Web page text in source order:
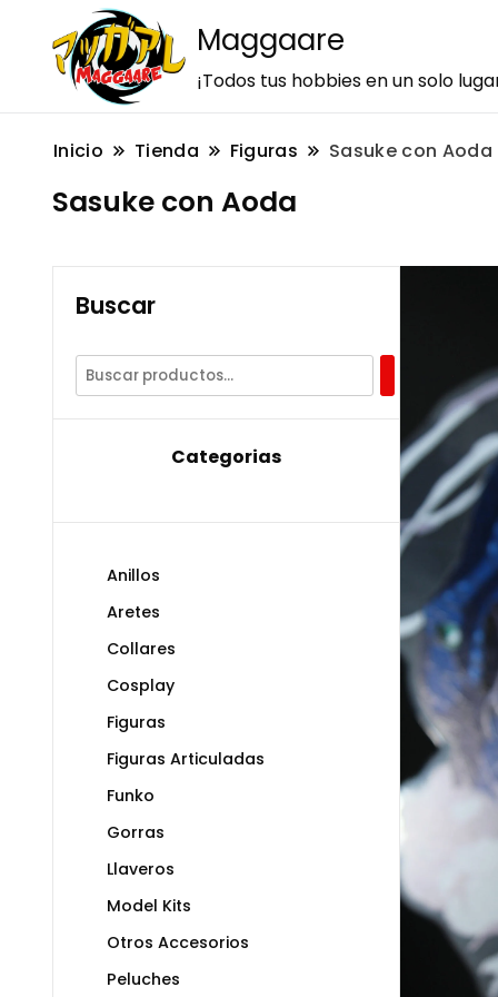
Maggaare
¡Todos tus hobbies en un solo
Inicio Tienda Figuras Sasuke con Aoda
Sasuke con Aoda
Buscar
Categorias
Anillos
Aretes
Collares
Cosplay
Figuras
Figuras Articuladas
Funko
Gorras
Llaveros
Model Kits
Otros Accesorios
Peluches